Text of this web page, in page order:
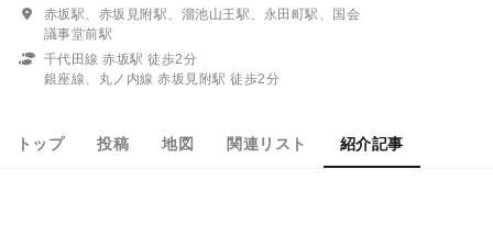
赤坂駅、赤坂見附駅、溜池山王駅、永田町駅、国会
議事堂前駅
千代田線 赤坂駅 徒歩2分
銀座線、丸ノ内線 赤坂見附駅 徒歩2分
トップ 投稿 地図 関連リスト 紹介記事